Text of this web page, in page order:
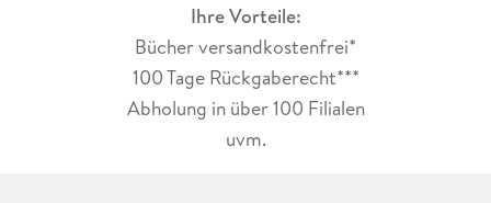
Ihre Vorteile:
Bücher versandkostenfrei*
100 Tage Rückgaberecht***
Abholung in über 100 Filialen
uvm.